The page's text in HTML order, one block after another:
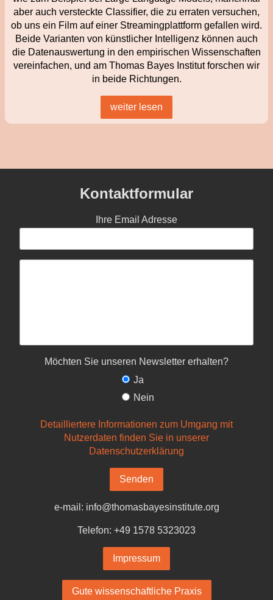
aber auch versteckte Classifier, die zu erraten versuchen,
ob uns ein Film auf einer Streamingplattform gefallen wird.
Beide Varianten von künstlicher Intelligenz können auch
die Datenauswertung in den empirischen Wissenschaften
vereinfachen, und am Thomas Bayes Institut forschen wir
in beide Richtungen.
weiter lesen
Kontaktformular
Ihre Email Adresse
Möchten Sie unseren Newsletter erhalten?
Ja
Nein
Detailliertere Informationen zum Umgang mit
Nutzerdaten finden Sie in unserer
Datenschutzerklärung
Senden
e-mail: info@thomasbayesinstitute.org
Telefon: +49 1578 5323023
Impressum
Gute wissenschaftliche Praxis